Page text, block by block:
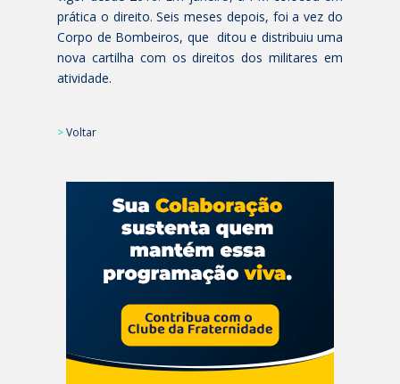
prática o direito. Seis meses depois, foi a vez do
Corpo de Bombeiros, que ditou e distribuiu uma
nova cartilha com os direitos dos militares em
atividade.
>Voltar